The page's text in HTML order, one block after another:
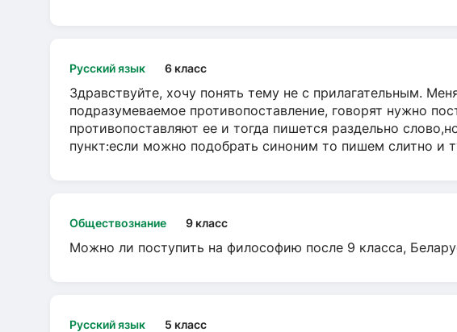
Русский язык 6 класс
Здравствуйте, хочу понять тему не с прилагательным.
подразумеваемое противопоставление, говорят нужно
противопоставляют ее и тогда пишется раздельно
пункт:если можно подобрать синоним то пишем слитно и
Обществознание 9 класс
Можно ли поступить на философию после 9 класса,
Русский язык 5 класс